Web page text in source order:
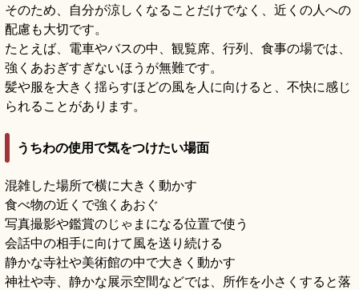
そのため、自分が涼しくなることだけでなく、近くの人への
配慮も大切です。
たとえば、電車やバスの中、観覧席、行列、食事の場では、
強くあおぎすぎないほうが無難です。
髪や服を大きく揺らすほどの風を人に向けると、不快に感じ
られることがあります。
うちわの使用で気をつけたい場面
混雑した場所で横に大きく動かす
食べ物の近くで強くあおぐ
写真撮影や鑑賞のじゃまになる位置で使う
会話中の相手に向けて風を送り続ける
静かな寺社や美術館の中で大きく動かす
神社や寺、静かな展示空間などでは、所作を小さくすると落